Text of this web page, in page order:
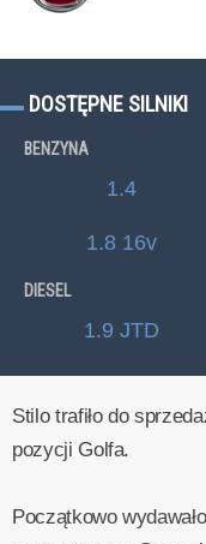
DOSTĘPNE SILNIKI
BENZYNA
1.4
1.8 16v
DIESEL
1.9 JTD
Stilo trafiło do
pozycji Golfa.
Początkowo